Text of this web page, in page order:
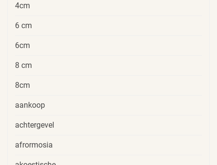
4cm
6 cm
6cm
8 cm
8cm
aankoop
achtergevel
afrormosia